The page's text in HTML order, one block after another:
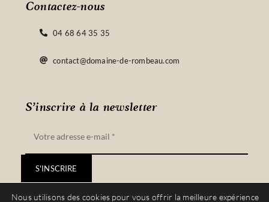
S’inscrire à la newsletter
S'INSCRIRE
Contactez-nous
04 68 64 35 35
contact@domaine-de-rombeau.com
Nous utilisons des cookies pour vous offrir la meilleure expérience